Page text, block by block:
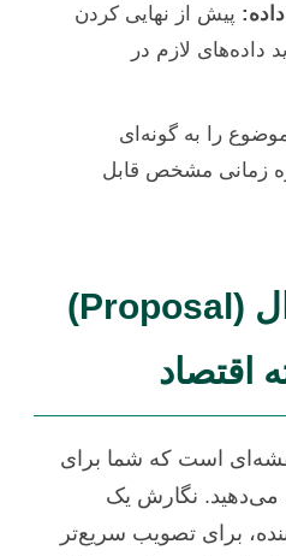
پیش از نهایی کردن
لازم در
را به گونه‌ای
زمانی مشخص قابل
طراحی پروپوزال (Proposal)
است که شما برای
نگارش یک
برای تصویب سریع‌تر